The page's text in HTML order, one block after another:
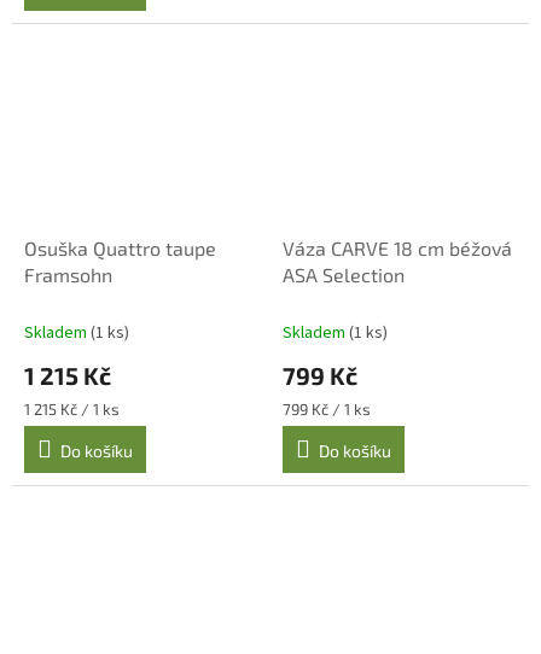
5
Osuška Quattro taupe
Framsohn
Skladem (1 ks)
1 215 Kč
Měrná
cena:
1 215 Kč / 1 ks
Do košíku
Váza CARVE 18 cm béžová
ASA Selection
Skladem (1 ks)
799 Kč
Měrná
cena:
799 Kč / 1 ks
Do košíku